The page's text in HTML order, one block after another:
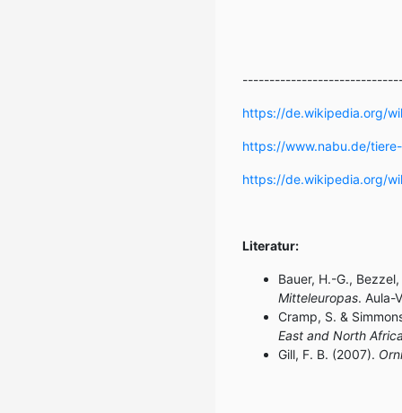
https://de.wikipedia.org/
https://www.nabu.de/
https://de.wikipedia.org/
Literatur:
Bauer, H.-G.,
Mitteleuropas. Aula-
Cramp, S. &
East and North
Gill, F. B. (2007).